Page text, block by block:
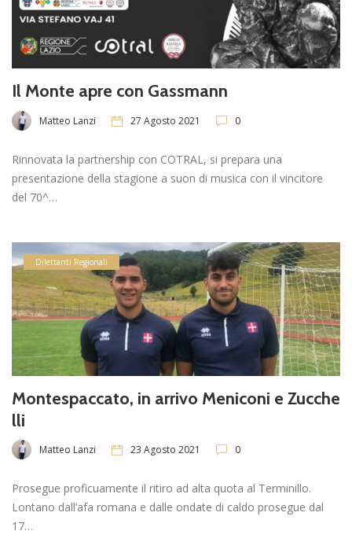
Il Monte apre con Gassmann
Matteo Lanzi 27 Agosto 2021 0
Rinnovata la partnership con COTRAL, si prepara una
presentazione della stagione a suon di musica con il vincitore
del 70^…
Dilettanti Regionali
Montespaccato, in arrivo Meniconi e Zucche
lli
Matteo Lanzi 23 Agosto 2021 0
Prosegue proficuamente il ritiro ad alta quota al Terminillo.
Lontano dall’afa romana e dalle ondate di caldo prosegue dal
17…